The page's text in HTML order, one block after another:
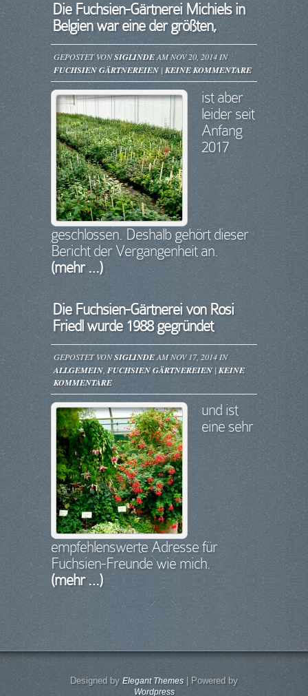
Die Fuchsien-Gärtnerei Michiels in
Belgien war eine der größten,
GEPOSTET VONSIGLINDEAM NOV 20, 2014 IN
FUCHSIEN GÄRTNEREIEN| KEINE KOMMENTARE
ist aber
leider seit
Anfang
2017
geschlossen. Deshalb gehört dieser
Bericht der Vergangenheit an.
(mehr …)
Die Fuchsien-Gärtnerei von Rosi
Friedl wurde 1988 gegründet
GEPOSTET VONSIGLINDEAM NOV 17, 2014 IN
ALLGEMEIN, FUCHSIEN GÄRTNEREIEN|KEINE
KOMMENTARE
und ist
eine sehr
empfehlenswerte Adresse für
Fuchsien-Freunde wie mich.
(mehr …)
Designed by Elegant Themes| Powered by
Wordpress